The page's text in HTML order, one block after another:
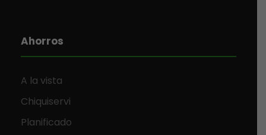
Ahorros
A la vista
Chiquiservi
Planificado